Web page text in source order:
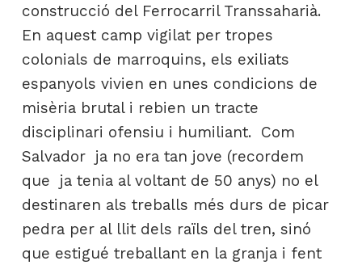
construcció del Ferrocarril Transsaharià.
En aquest camp vigilat per tropes
colonials de marroquins, els exiliats
espanyols vivien en unes condicions de
misèria brutal i rebien un tracte
disciplinari ofensiu i humiliant. Com
Salvador ja no era tan jove (recordem
que ja tenia al voltant de 50 anys) no el
destinaren als treballs més durs de picar
pedra per al llit dels raïls del tren, sinó
que estigué treballant en la granja i fent